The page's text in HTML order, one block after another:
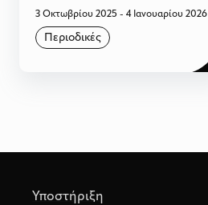
3 Οκτωβρίου 2025 - 4 Ιανουαρίου 2026
Περιοδικές
Υποστήριξη